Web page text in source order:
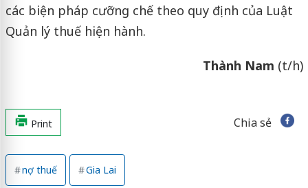
các biện pháp cưỡng chế theo quy định của Luật
Quản lý thuế hiện hành.
Thành Nam (t/h)
Print Chia sẻ
nợ thuế Gia Lai